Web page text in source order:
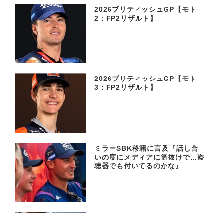
2026ブリティッシュGP【モト
2：FP2リザルト】
2026ブリティッシュGP【モト
3：FP2リザルト】
ミラーSBK移籍に言及『話し合
いの度にメディアに筒抜けで…盗
聴器でも付いてるのかな』